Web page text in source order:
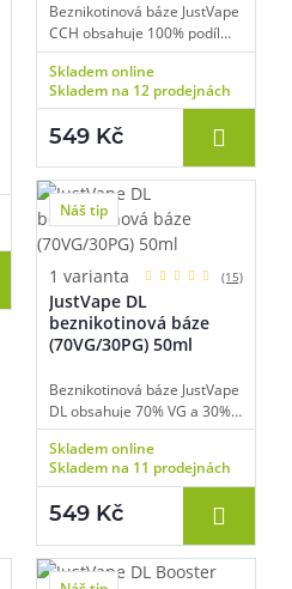
Beznikotinová báze JustVape
CCH obsahuje 100% podíl
glycerolu (VG), díky tomu je
vhodná pro nízkoodporové e-
cigarety používané pro
získání té nejlepší chuti. Bázi
příchutí a nikotinovými
boostery či salt boostery.
Skladem online
Skladem na 12 prodejnách
549 Kč
Náš tip
1 varianta (15)
JustVape DL
beznikotinová báze
(70VG/30PG) 50ml
Beznikotinová báze JustVape
DL obsahuje 70% VG a 30%
PG, díky tomu je vhodná pro
výkonné e-cigarety
používané pro přímý potah
smíchat s libovolnou příchutí
salt boostery.
Skladem online
Skladem na 11 prodejnách
549 Kč